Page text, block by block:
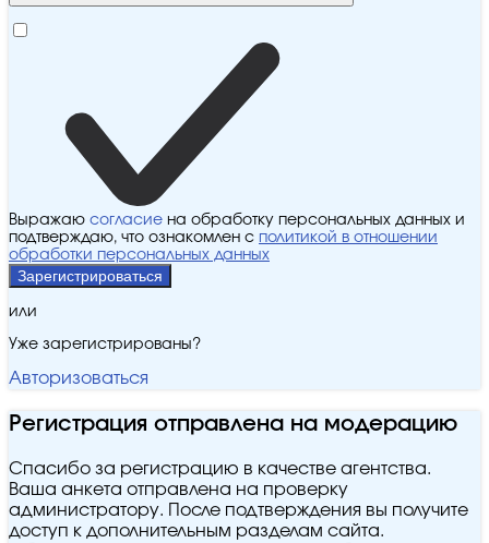
Выражаю согласие на обработку персональных данных и
подтверждаю, что ознакомлен с политикой в отношении
обработки персональных данных
Зарегистрироваться
или
Уже зарегистрированы?
Авторизоваться
Регистрация отправлена на модерацию
Спасибо за регистрацию в качестве агентства.
Ваша анкета отправлена на проверку
администратору. После подтверждения вы получите
доступ к дополнительным разделам сайта.